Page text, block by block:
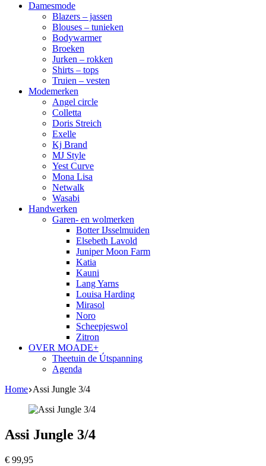
Damesmode
Blazers – jassen
Blouses – tunieken
Bodywarmer
Broeken
Jurken – rokken
Shirts – tops
Truien – vesten
Modemerken
Angel circle
Colletta
Doris Streich
Exelle
Kj Brand
MJ Style
Yest Curve
Mona Lisa
Netwalk
Wasabi
Handwerken
Garen- en wolmerken
Botter IJsselmuiden
Elsebeth Lavold
Juniper Moon Farm
Katia
Kauni
Lang Yarns
Louisa Harding
Mirasol
Noro
Scheepjeswol
Zitron
OVER MOADE+
Theetuin de Útspanning
Agenda
Home Assi Jungle 3/4
Assi Jungle 3/4
€ 99,95